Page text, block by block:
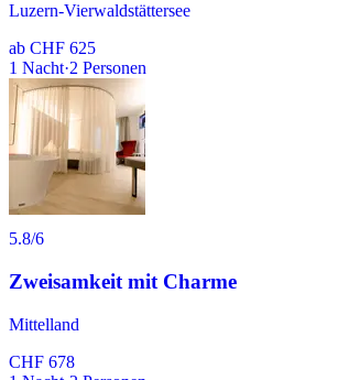
Luzern-Vierwaldstättersee
ab CHF 625
1 Nacht·2 Personen
5.8/6
Zweisamkeit mit Charme
Mittelland
CHF 678